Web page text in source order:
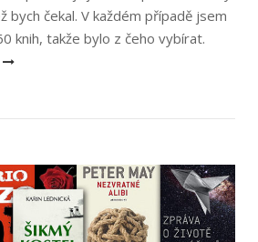
bych čekal. V každém případě jsem
knih, takže bylo z čeho vybírat.